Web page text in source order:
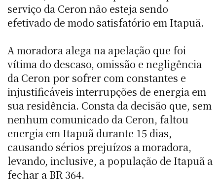
serviço da Ceron não esteja sendo
efetivado de modo satisfatório em Itapuã.
A moradora alega na apelação que foi
vítima do descaso, omissão e negligência
da Ceron por sofrer com constantes e
injustificáveis interrupções de energia em
sua residência. Consta da decisão que, sem
nenhum comunicado da Ceron, faltou
energia em Itapuã durante 15 dias,
causando sérios prejuízos a moradora,
levando, inclusive, a população de Itapuã a
fechar a BR 364.